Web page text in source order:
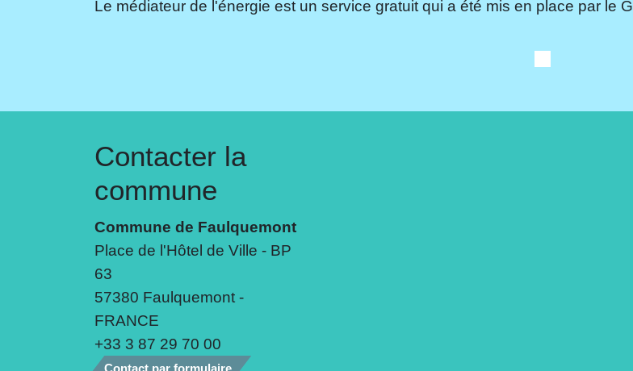
Le médiateur de l'énergie est un service gratuit qui a été mis en place par le
Contacter la
commune
Commune de Faulquemont
Place de l'Hôtel de Ville - BP
63
57380 Faulquemont -
FRANCE
+33 3 87 29 70 00